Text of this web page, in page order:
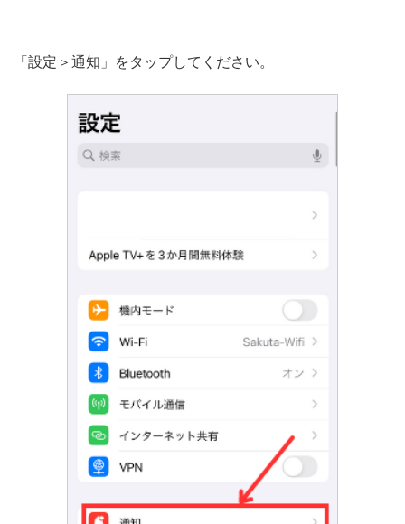
「設定＞通知」をタップしてください。